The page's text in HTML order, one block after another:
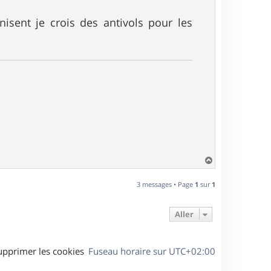
je crois des antivols pour les
a
t
3 messages • Page 1 sur 1
Aller
Fuseau horaire sur UTC+02:00
les cookies